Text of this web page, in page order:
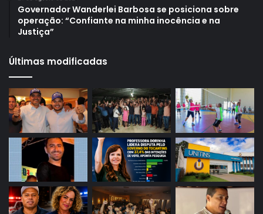
Governador Wanderlei Barbosa se posiciona sobre
operação: “Confiante na minha inocência e na
Justiça”
Últimas modificadas